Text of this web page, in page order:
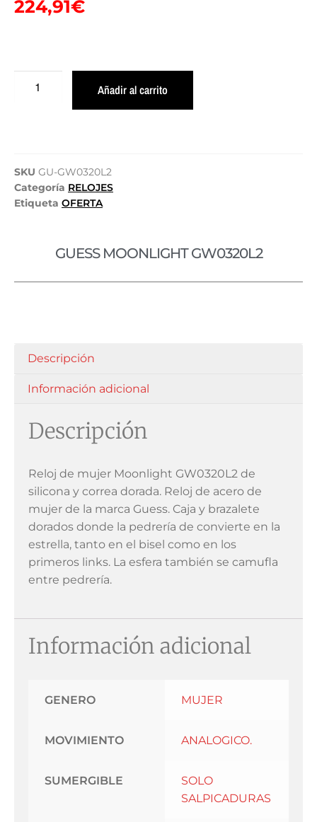
224,91€
Añadir al carrito
SKU GU-GW0320L2
Categoría RELOJES
Etiqueta OFERTA
GUESS MOONLIGHT GW0320L2
Descripción
Información adicional
Descripción
Reloj de mujer Moonlight GW0320L2 de
silicona y correa dorada. Reloj de acero de
mujer de la marca Guess. Caja y brazalete
dorados donde la pedrería de convierte en la
estrella, tanto en el bisel como en los
primeros links. La esfera también se camufla
entre pedrería.
Información adicional
GENERO MUJER
MOVIMIENTO ANALOGICO.
SUMERGIBLE
SOLO
SALPICADURAS